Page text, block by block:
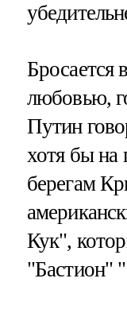
Бросается
любовью,
Путин
хотя бы на
берегам
Кук",
"Бастион"